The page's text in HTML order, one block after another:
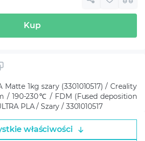
Kup
1kg szary (3301010517) / Creality
/ 190-230℃ / FDM (Fused deposition
PLA / Szary / 3301010517
właściwości